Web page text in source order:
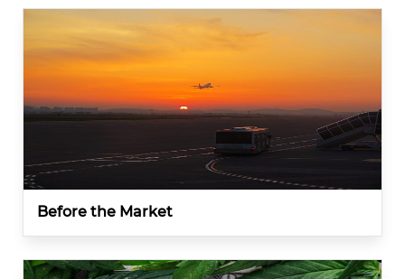
Before the Market